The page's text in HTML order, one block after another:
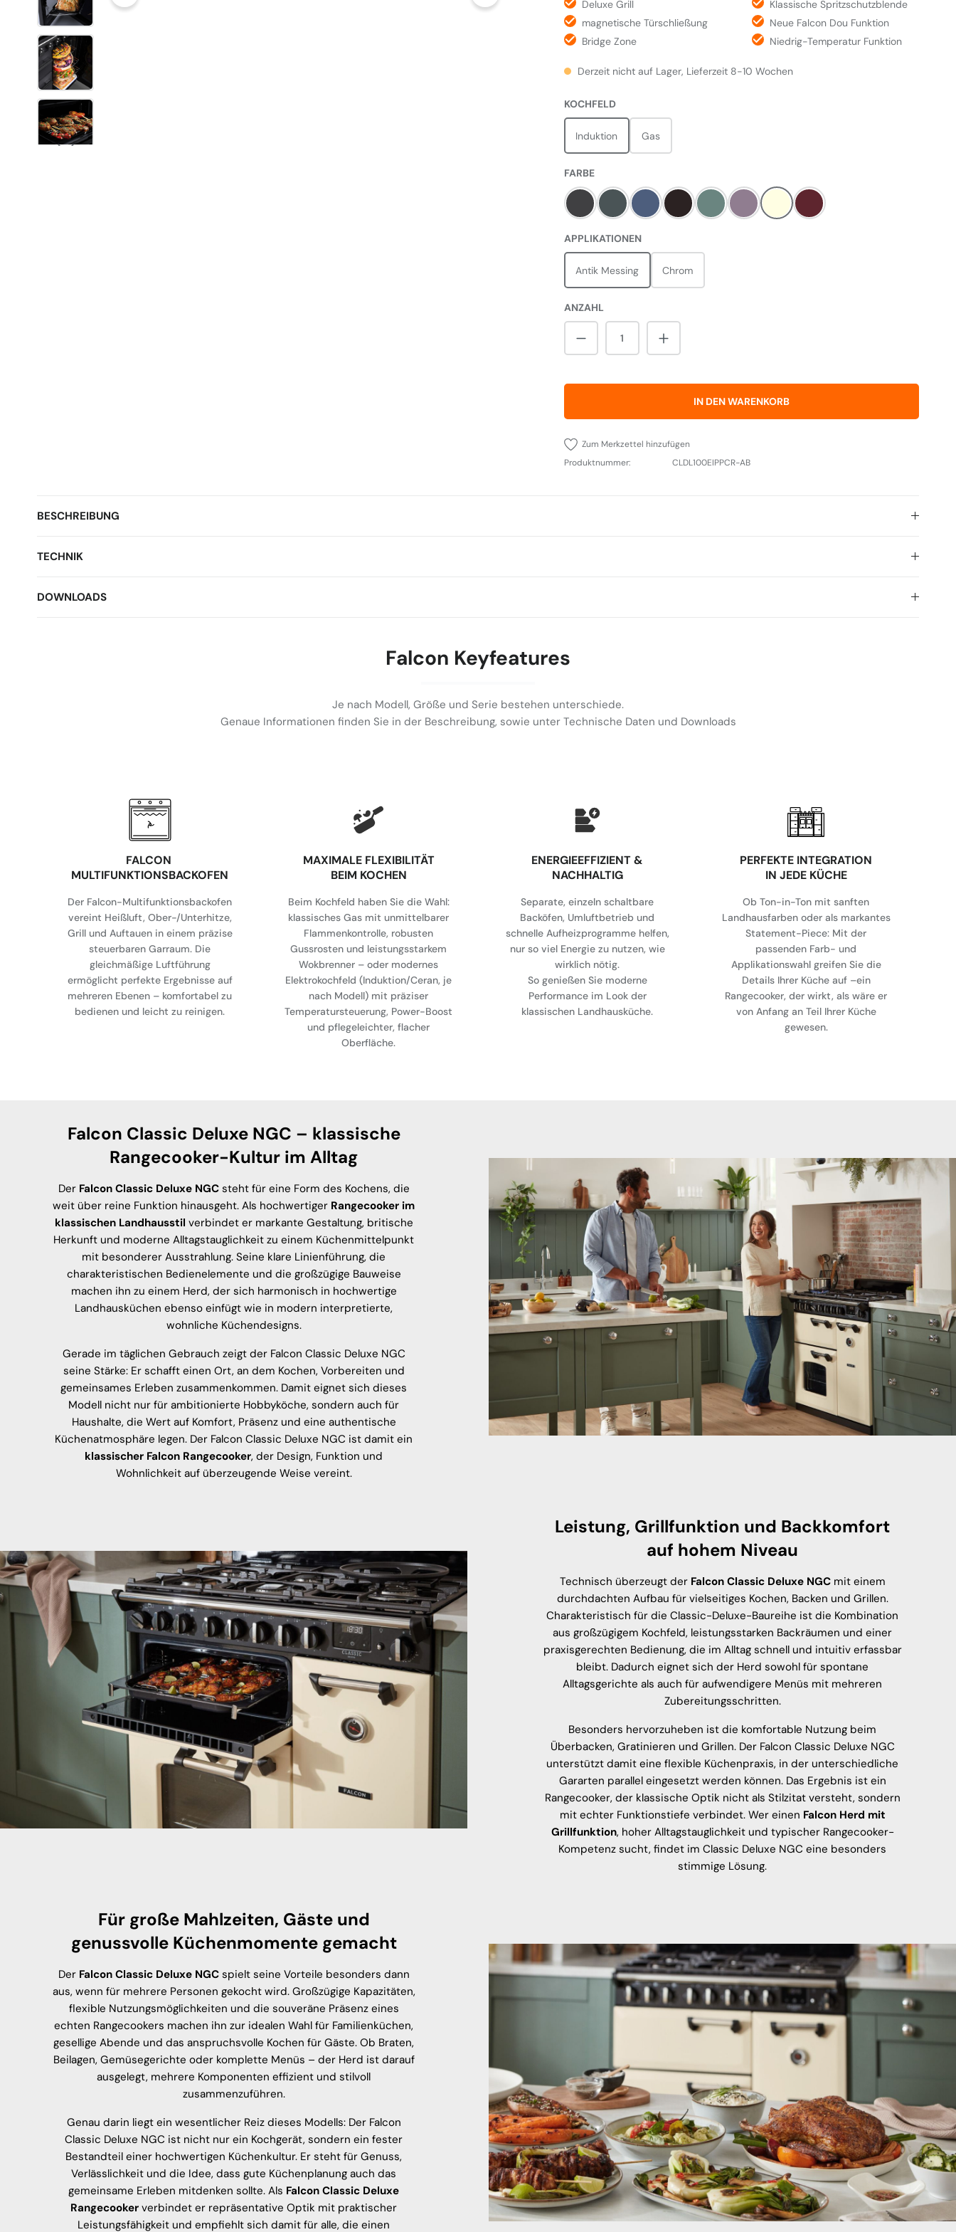
Deluxe Grill
Klassische Spritzschutzblende
magnetische Türschließung
Neue Falcon Dou Funktion
Bridge Zone
Niedrig-Temperatur Funktion
Derzeit nicht auf Lager, Lieferzeit 8-10 Wochen
KOCHFELDAUSWÄHLEN
Induktion Gas
FARBEAUSWÄHLEN
Charcoal Black
Slate Stone BlueBlack Mineral Green
Heather Pale CreamBordeaux Rot
APPLIKATIONENAUSWÄHLEN
Antik Messing Chrom
ANZAHL
Produkt Anzahl: Gib den gewünschten Wert ein
IN DEN WARENKORB
Zum Merkzettel hinzufügen
Produktnummer:
CLDL100EIPPCR-AB
BESCHREIBUNG
TECHNIK
DOWNLOADS
Falcon Keyfeatures
Je nach Modell, Größe und Serie bestehen unterschiede.
Genaue Informationen finden Sie in der Beschreibung, sowie unter Technische Daten und Downloads
FALCON
MULTIFUNKTIONSBACKOFEN
Der Falcon-Multifunktionsbackofen
vereint Heißluft, Ober-/Unterhitze,
Grill und Auftauen in einem präzise
steuerbaren Garraum. Die
gleichmäßige Luftführung
ermöglicht perfekte Ergebnisse auf
mehreren Ebenen – komfortabel zu
bedienen und leicht zu reinigen.
MAXIMALE FLEXIBILITÄT
BEIM KOCHEN
Beim Kochfeld haben Sie die Wahl:
klassisches Gas mit unmittelbarer
Flammenkontrolle, robusten
Gussrosten und leistungsstarkem
Wokbrenner – oder modernes
Elektrokochfeld (Induktion/Ceran, je
nach Modell) mit präziser
Temperatursteuerung, Power-Boost
und pflegeleichter, flacher
Oberfläche.
⁠ENERGIEEFFIZIENT &
NACHHALTIG
Separate, einzeln schaltbare
Backöfen, Umluftbetrieb und
schnelle Aufheizprogramme helfen,
nur so viel Energie zu nutzen, wie
wirklich nötig.
So genießen Sie moderne
Performance im Look der
klassischen Landhausküche.
⁠PERFEKTE INTEGRATION
IN JEDE KÜCHE
Ob Ton-in-Ton mit sanften
Landhausfarben oder als markantes
Statement-Piece: Mit der
passenden Farb- und
Applikationswahl greifen Sie die
Details Ihrer Küche auf –ein
Rangecooker, der wirkt, als wäre er
von Anfang an Teil Ihrer Küche
gewesen.
Falcon Classic Deluxe NGC – klassische
Rangecooker-Kultur im Alltag
Der Falcon Classic Deluxe NGCsteht für eine Form des Kochens, die
weit über reine Funktion hinausgeht. Als hochwertiger Rangecooker im
klassischen Landhausstil verbindet er markante Gestaltung, britische
Herkunft und moderne Alltagstauglichkeit zu einem Küchenmittelpunkt
mit besonderer Ausstrahlung. Seine klare Linienführung, die
charakteristischen Bedienelemente und die großzügige Bauweise
machen ihn zu einem Herd, der sich harmonisch in hochwertige
Landhausküchen ebenso einfügt wie in modern interpretierte,
wohnliche Küchendesigns.
Gerade im täglichen Gebrauch zeigt der Falcon Classic Deluxe NGC
seine Stärke: Er schafft einen Ort, an dem Kochen, Vorbereiten und
gemeinsames Erleben zusammenkommen. Damit eignet sich dieses
Modell nicht nur für ambitionierte Hobbyköche, sondern auch für
Haushalte, die Wert auf Komfort, Präsenz und eine authentische
Küchenatmosphäre legen. Der Falcon Classic Deluxe NGC ist damit ein
klassischer Falcon Rangecooker, der Design, Funktion und
Wohnlichkeit auf überzeugende Weise vereint.
Leistung, Grillfunktion und Backkomfort
auf hohem Niveau
Technisch überzeugt der Falcon Classic Deluxe NGCmit einem
durchdachten Aufbau für vielseitiges Kochen, Backen und Grillen.
Charakteristisch für die Classic-Deluxe-Baureihe ist die Kombination
aus großzügigem Kochfeld, leistungsstarken Backräumen und einer
praxisgerechten Bedienung, die im Alltag schnell und intuitiv erfassbar
bleibt. Dadurch eignet sich der Herd sowohl für spontane
Alltagsgerichte als auch für aufwendigere Menüs mit mehreren
Zubereitungsschritten.
Besonders hervorzuheben ist die komfortable Nutzung beim
Überbacken, Gratinieren und Grillen. Der Falcon Classic Deluxe NGC
unterstützt damit eine flexible Küchenpraxis, in der unterschiedliche
Gararten parallel eingesetzt werden können. Das Ergebnis ist ein
Rangecooker, der klassische Optik nicht als Stilzitat versteht, sondern
mit echter Funktionstiefe verbindet. Wer einen Falcon Herd mit
Grillfunktion, hoher Alltagstauglichkeit und typischer Rangecooker-
Kompetenz sucht, findet im Classic Deluxe NGC eine besonders
stimmige Lösung.
Für große Mahlzeiten, Gäste und
genussvolle Küchenmomente gemacht
Der Falcon Classic Deluxe NGCspielt seine Vorteile besonders dann
aus, wenn für mehrere Personen gekocht wird. Großzügige Kapazitäten,
flexible Nutzungsmöglichkeiten und die souveräne Präsenz eines
echten Rangecookers machen ihn zur idealen Wahl für Familienküchen,
gesellige Abende und das anspruchsvolle Kochen für Gäste. Ob Braten,
Beilagen, Gemüsegerichte oder komplette Menüs – der Herd ist darauf
ausgelegt, mehrere Komponenten effizient und stilvoll
zusammenzuführen.
Genau darin liegt ein wesentlicher Reiz dieses Modells: Der Falcon
Classic Deluxe NGC ist nicht nur ein Kochgerät, sondern ein fester
Bestandteil einer hochwertigen Küchenkultur. Er steht für Genuss,
Verlässlichkeit und die Idee, dass gute Küchenplanung auch das
gemeinsame Erleben mitdenken sollte. Als Falcon Classic Deluxe
Rangecooker verbindet er repräsentative Optik mit praktischer
Leistungsfähigkeit und empfiehlt sich damit für alle, die einen